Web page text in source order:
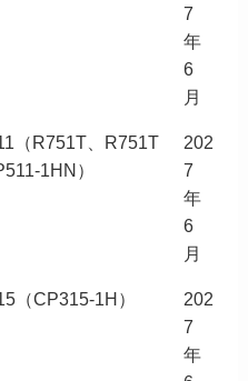
7
年
6
月
（R751T、R751T
1HN）
202
7
年
6
月
（CP315-1H）
202
7
年